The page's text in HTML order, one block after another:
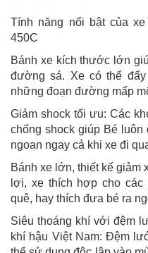
Tính năng nổi bật của
450C
Bánh xe kích thước lớn
đường sá. Xe có thể
những đoạn đường mấp
Giảm shock tối ưu: Các
chống shock giúp Bé luôn
ngoan ngay cả khi xe đi
Bánh xe lớn, thiết kế giảm
lợi, xe thích hợp cho
quê, hay thích đưa bé ra
Siêu thoáng khí với đệm
khí hậu Việt Nam: Đệm